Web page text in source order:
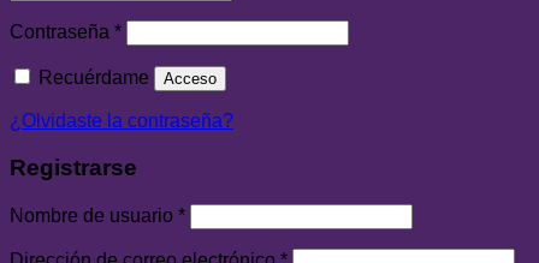
Contraseña *
Recuérdame Acceso
¿Olvidaste la contraseña?
Registrarse
Nombre de usuario *